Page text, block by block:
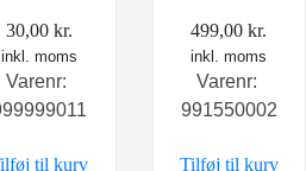
30,00 kr.
inkl. moms
Varenr:
til kurv
499,00kr.
inkl. moms
Varenr:
991550002
Tilføj til kurv